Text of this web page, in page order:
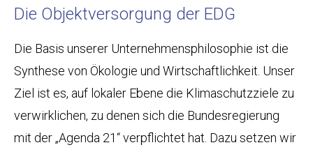
Die Objektversorgung der EDG
Die Basis unserer Unternehmensphilosophie ist die
Synthese von Ökologie und Wirtschaftlichkeit. Unser
Ziel ist es, auf lokaler Ebene die Klimaschutzziele zu
verwirklichen, zu denen sich die Bundesregierung
mit der „Agenda 21“ verpflichtet hat. Dazu setzen wir